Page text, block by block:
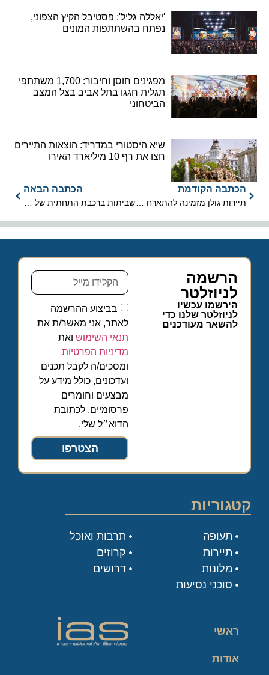
'יאללה גליל': פסטיבל הקיץ הצפוני,
נפתח בהשתתפות המונים
מפגינים חוסן וחיבור: 1,700 משתתפי
תגלית חגגו בתל אביב בצל המצב
הביטחוני
שיא היסטורי במדריד: הוצאות התיירים
חצו את רף 10 מיליארד האירו
הכתבה הקודמת
תיירות גולן מזמינה להתארח ב'עונת הדובדבן בגולן'
הכתבה הבאה
שביתות ברכבת התחתית של לונדון: לקראת השיבושים הבאים
הרשמה
לניוזלטר
הירשמו עכשיו
לניוזלטר שלנו כדי
להשאר מעודכנים
בביצוע ההרשמה
לאתר, אני מאשר/ת את
תנאי השימוש ואת
מדיניות הפרטיות
ומסכים/ה לקבל תכנים
ועדכונים, כולל מידע על
מבצעים וחומרים
פרסומיים, לכתובת
הדוא״ל שלי.
הצטרפו
קטגוריות
תעופה
תיירות
מלונות
סוכני נסיעות
תרבות ואוכל
קרוזים
דרושים
ראשי
אודות